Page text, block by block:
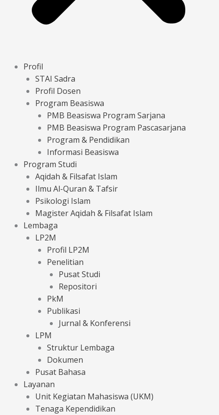
Profil
STAI Sadra
Profil Dosen
Program Beasiswa
PMB Beasiswa Program Sarjana
PMB Beasiswa Program Pascasarjana
Program & Pendidikan
Informasi Beasiswa
Program Studi
Aqidah & Filsafat Islam
Ilmu Al-Quran & Tafsir
Psikologi Islam
Magister Aqidah & Filsafat Islam
Lembaga
LP2M
Profil LP2M
Penelitian
Pusat Studi
Repositori
PkM
Publikasi
Jurnal & Konferensi
LPM
Struktur Lembaga
Dokumen
Pusat Bahasa
Layanan
Unit Kegiatan Mahasiswa (UKM)
Tenaga Kependidikan